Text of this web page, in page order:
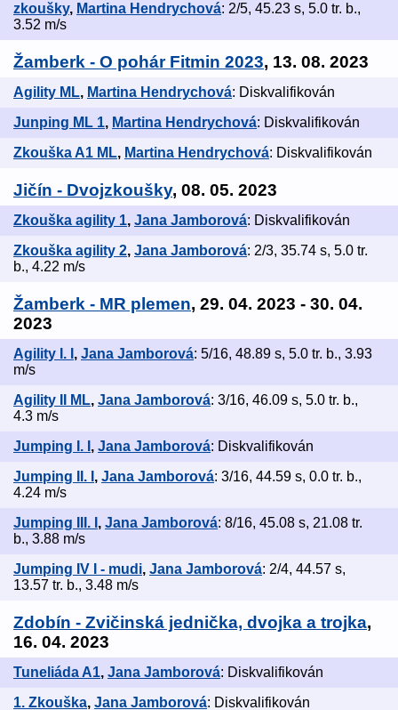
zkoušky, Martina Hendrychová: 2/5, 45.23 s, 5.0 tr. b.,
3.52 m/s
Žamberk - O pohár Fitmin 2023, 13. 08. 2023
Agility ML, Martina Hendrychová: Diskvalifikován
Junping ML 1, Martina Hendrychová: Diskvalifikován
Zkouška A1 ML, Martina Hendrychová: Diskvalifikován
Jičín - Dvojzkoušky, 08. 05. 2023
Zkouška agility 1, Jana Jamborová: Diskvalifikován
Zkouška agility 2, Jana Jamborová: 2/3, 35.74 s, 5.0 tr.
b., 4.22 m/s
Žamberk - MR plemen, 29. 04. 2023 - 30. 04.
2023
Agility I. I , Jana Jamborová: 5/16, 48.89 s, 5.0 tr. b., 3.93
m/s
Agility II ML, Jana Jamborová: 3/16, 46.09 s, 5.0 tr. b.,
4.3 m/s
Jumping I. I , Jana Jamborová: Diskvalifikován
Jumping II. I , Jana Jamborová: 3/16, 44.59 s, 0.0 tr. b.,
4.24 m/s
Jumping III. I , Jana Jamborová: 8/16, 45.08 s, 21.08 tr.
b., 3.88 m/s
Jumping IV I - mudi, Jana Jamborová: 2/4, 44.57 s,
13.57 tr. b., 3.48 m/s
Zdobín - Zvičinská jednička, dvojka a trojka,
16. 04. 2023
Tuneliáda A1, Jana Jamborová: Diskvalifikován
1. Zkouška, Jana Jamborová: Diskvalifikován